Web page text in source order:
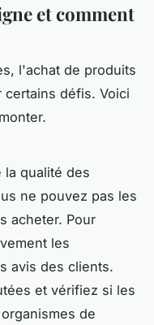
et comment
l'achat de produits
défis. Voici
qualité des
ne pouvez pas les
acheter. Pour
les
avis des clients.
et vérifiez si les
de